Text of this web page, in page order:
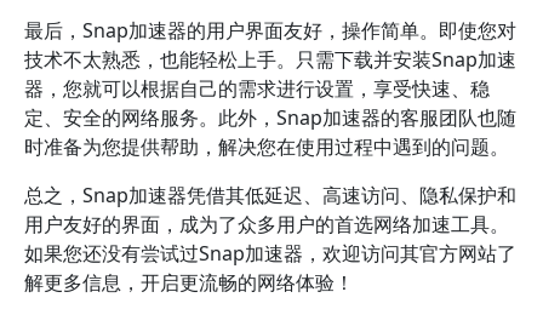
最后，Snap加速器的用户界面友好，操作简单。即使您对
技术不太熟悉，也能轻松上手。只需下载并安装Snap加速
器，您就可以根据自己的需求进行设置，享受快速、稳
定、安全的网络服务。此外，Snap加速器的客服团队也随
时准备为您提供帮助，解决您在使用过程中遇到的问题。
总之，Snap加速器凭借其低延迟、高速访问、隐私保护和
用户友好的界面，成为了众多用户的首选网络加速工具。
如果您还没有尝试过Snap加速器，欢迎访问其官方网站了
解更多信息，开启更流畅的网络体验！